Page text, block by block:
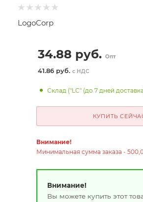
LogoCorp
34.88 руб. Опт
41.86 руб. с НДС
Склад ("LC" (до 7 дней
КУПИТЬ
Внимание!
Минимальная сумма заказа -
Внимание!
Вы можете купить этот